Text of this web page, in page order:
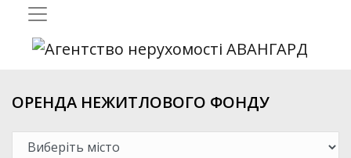
ОРЕНДА НЕЖИТЛОВОГО ФОНДУ